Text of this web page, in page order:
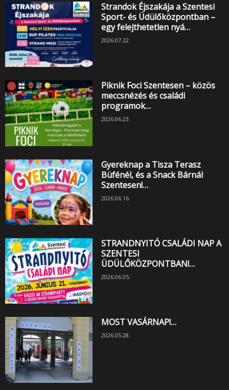
Strandok Éjszakája a Szentesi
Sport- és Üdülőközpontban –
egy felejthetetlen nyá…
2026.07.22.
Piknik Foci Szentesen – közös
meccsnézés és családi
programok…
2026.06.23.
Gyereknap a Tisza Terasz
Büfénél, és a Snack Bárnál
Szentesen!…
2026.06.16.
STRANDNYITÓ CSALÁDI NAP A
SZENTESI
ÜDÜLŐKÖZPONTBAN!…
2026.06.05.
MOST VASÁRNAP!…
2026.05.28.